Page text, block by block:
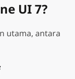
UI 7?
utama, antara